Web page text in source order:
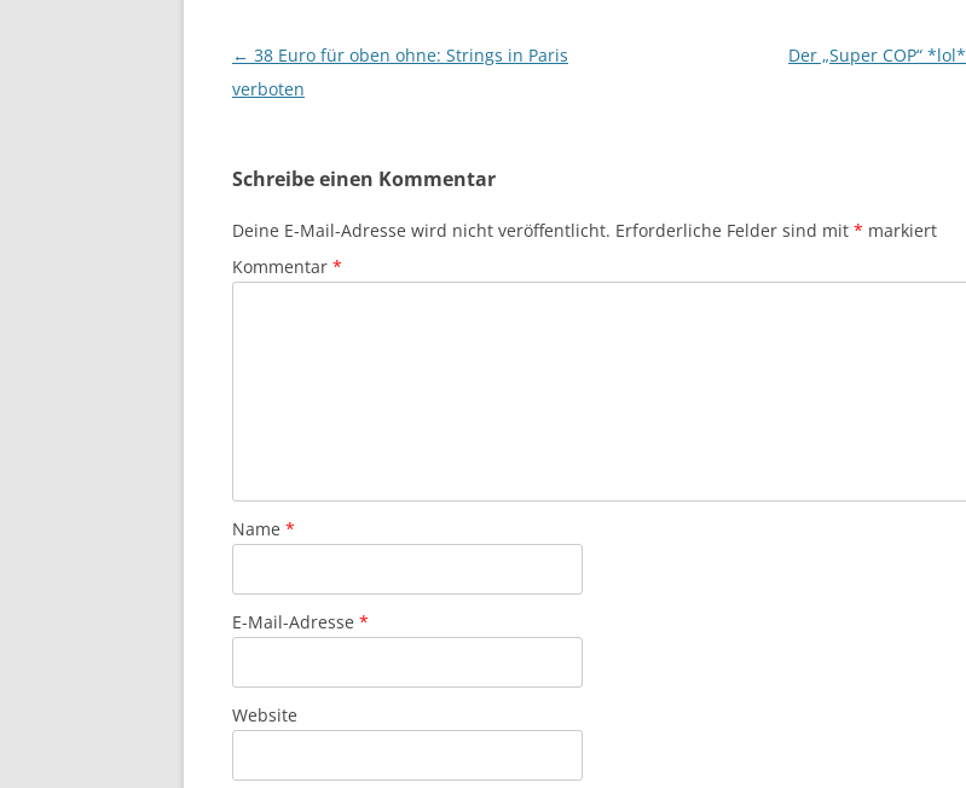
Beitragsnavigation
← 38 Euro für oben ohne: Strings in Paris
verboten
Der „Super COP“ *lol*
Schreibe einen Kommentar
Deine E-Mail-Adresse wird nicht veröffentlicht. Erforderliche Felder sind mit * markiert
Kommentar *
Name *
E-Mail-Adresse *
Website